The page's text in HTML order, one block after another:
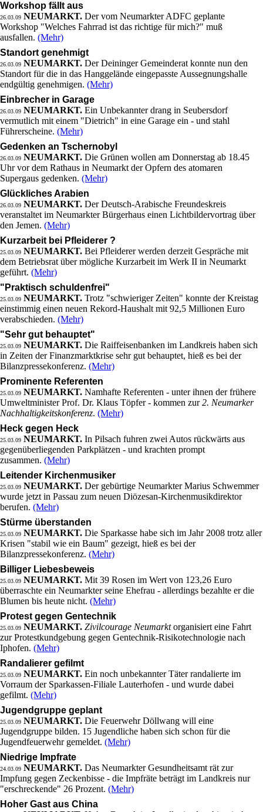
Workshop fällt aus
26.03.09 NEUMARKT. Der vom Neumarkter ADFC geplante
Workshop "Welches Fahrrad ist das richtige für mich?" muß
ausfallen. (Mehr)
Standort genehmigt
26.03.09 NEUMARKT. Der Deininger Gemeinderat konnte nun den
Standort für die in das Hanggelände eingepasste Aussegnungshalle
endgültig genehmigen. (Mehr)
Einbrecher in Garage
26.03.09 NEUMARKT. Ein Unbekannter drang in Seubersdorf
vermutlich mit einem "Dietrich" in eine Garage ein - und stahl
Führerscheine. (Mehr)
Gedenken an Tschernobyl
26.03.09 NEUMARKT. Die Grünen wollen am Donnerstag ab 18.45
Uhr vor dem Rathaus in Neumarkt der Opfern des atomaren
Supergaus gedenken. (Mehr)
Glückliches Arabien
26.03.09 NEUMARKT. Der Deutsch-Arabische Freundeskreis
veranstaltet im Neumarkter Bürgerhaus einen Lichtbildervortrag über
den Jemen. (Mehr)
Kurzarbeit bei Pfleiderer ?
25.03.09 NEUMARKT. Bei Pfleiderer werden derzeit Gespräche mit
dem Betriebsrat über mögliche Kurzarbeit im Werk II in Neumarkt
geführt. (Mehr)
"Praktisch schuldenfrei"
25.03.09 NEUMARKT. Trotz "schwieriger Zeiten" konnte der Kreistag
einstimmig einen neuen Rekord-Haushalt mit 92,5 Millionen Euro
verabschieden. (Mehr)
"Sehr gut behauptet"
25.03.09 NEUMARKT. Die Raiffeisenbanken im Landkreis haben sich
in Zeiten der Finanzmarktkrise sehr gut behauptet, hieß es bei der
Bilanzpressekonferenz. (Mehr)
Prominente Referenten
25.03.09 NEUMARKT. Namhafte Referenten - unter ihnen der frühere
Umweltminister Prof. Dr. Klaus Töpfer - kommen zur2. Neumarker
Nachhaltigkeitskonferenz. (Mehr)
Heck gegen Heck
25.03.09 NEUMARKT. In Pilsach fuhren zwei Autos rückwärts aus
gegenüberliegenden Parkplätzen - und krachten prompt
zusammen. (Mehr)
Leitender Kirchenmusiker
25.03.09 NEUMARKT. Der gebürtige Neumarkter Marius Schwemmer
wurde jetzt in Passau zum neuen Diözesan-Kirchenmusikdirektor
berufen. (Mehr)
Stürme überstanden
25.03.09 NEUMARKT. Die Sparkasse habe sich im Jahr 2008 trotz aller
Krisen "stabil wie ein Baum" gezeigt, hieß es bei der
Bilanzpressekonferenz. (Mehr)
Billiger Liebesbeweis
25.03.09 NEUMARKT. Mit 39 Rosen im Wert von 123,26 Euro
überraschte ein Neumarkter seine Ehefrau - allerdings bezahlte er die
Blumen bis heute nicht. (Mehr)
Protest gegen Gentechnik
25.03.09 NEUMARKT. Zivilcourage Neumarktorganisiert eine Fahrt
zur Protestkundgebung gegen Gentechnik-Risikotechnologie nach
Iphofen. (Mehr)
Randalierer gefilmt
25.03.09 NEUMARKT. Ein noch unbekannter Täter randalierte im
Vorraum der Sparkassen-Filiale Lauterhofen - und wurde dabei
gefilmt. (Mehr)
Jugendgruppe geplant
25.03.09 NEUMARKT. Die Feuerwehr Döllwang will eine
Jugendgruppe bilden. 15 Jugendliche haben sich schon für die
Jugendfeuerwehr gemeldet. (Mehr)
Niedrige Impfrate
24.03.09 NEUMARKT. Das Neumarkter Gesundheitsamt rät zur
Impfung gegen Zeckenbisse - die Impfräte beträgt im Landkreis nur
"erschreckende" 26 Prozent. (Mehr)
Hoher Gast aus China